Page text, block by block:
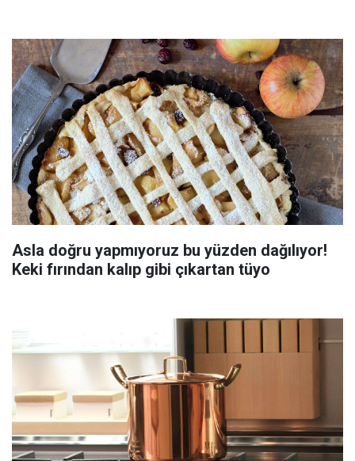
Asla doğru yapmıyoruz bu yüzden dağılıyor!
Keki fırından kalıp gibi çıkartan tüyo